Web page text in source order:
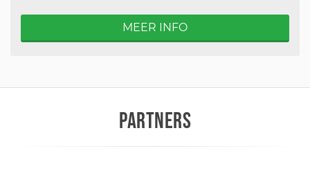
MEER INFO
PARTNERS